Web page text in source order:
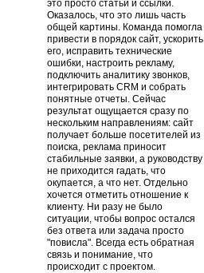
это просто статьи и ссылки.
Оказалось, что это лишь часть
общей картины. Команда помогла
привести в порядок сайт, ускорить
его, исправить технические
ошибки, настроить рекламу,
подключить аналитику звонков,
интегрировать CRM и собрать
понятные отчеты. Сейчас
результат ощущается сразу по
нескольким направлениям: сайт
получает больше посетителей из
поиска, реклама приносит
стабильные заявки, а руководству
не приходится гадать, что
окупается, а что нет. Отдельно
хочется отметить отношение к
клиенту. Ни разу не было
ситуации, чтобы вопрос остался
без ответа или задача просто
"повисла". Всегда есть обратная
связь и понимание, что
происходит с проектом.